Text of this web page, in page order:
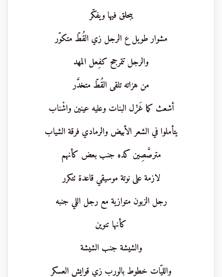
يبحلق فيها ويفكّر
مشوار طويل ع الرجل زي القُطّ متكوّر
والرجل تتمرجح كفِعل المهد
من هزاته تلقى القُطّ متخدَّر
أشعث كما غَزْل البنات وعليه عينين واشْناب
يتأملوا في الشعر الأبيض والرمادي فرقة الشياب
مترصَّصِين كده جنب بعض كأنهم
لازمة على نوتة موسيقي قاعدة تتكرر
رجل الزبون متوازية مع رجل اللي جنبه
كأنها تنوين
والشيشة جنب الشيشة
والليّات خطوط بالورب زي قوايش العسكر